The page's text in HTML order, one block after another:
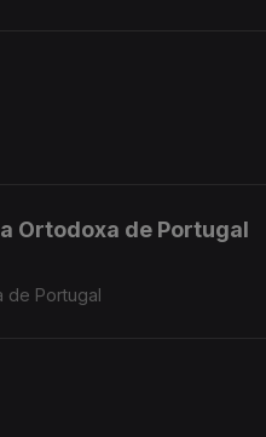
Ortodoxa de Portugal
de Portugal